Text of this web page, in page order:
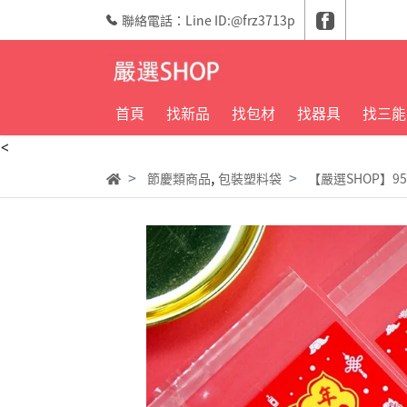
<
聯絡電話：Line ID:@frz3713p
首頁 找新品 找包材 找器具 找三能
節慶類商品, 包裝塑料袋 【嚴選SHOP】